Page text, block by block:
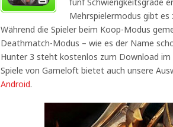
Mehrspielermodus gibt
Während die Spieler beim Koop-Modus
Deathmatch-Modus – wie es der Name
Hunter 3 steht kostenlos zum Download
Spiele von Gameloft bietet auch unsere
Android.